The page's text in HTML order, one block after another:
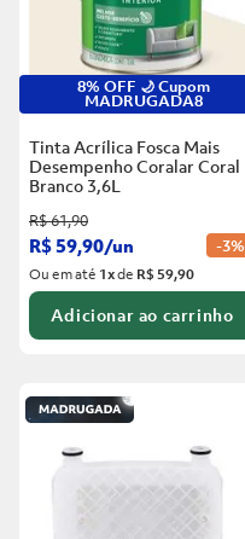
8% OFF 🌙 Cupom
MADRUGADA8
Tinta Acrílica Fosca Mais
Desempenho Coralar Coral
Branco 3,6L
R$61,90
R$59,90/un -3%
Ou em até 1xde R$ 59,90
Adicionar ao carrinho